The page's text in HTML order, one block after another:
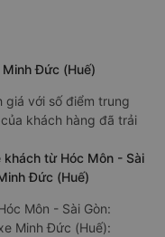
Đức (Huế)
giá với số điểm trung
khách hàng đã trải
khách từ Hóc Môn - Sài
Đức (Huế)
Môn - Sài Gòn:
Minh Đức (Huế):